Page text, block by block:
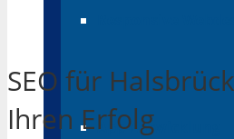
App-Entwicklung
SEO für
Ihren Erfolg